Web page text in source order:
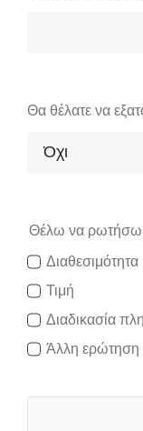
Θα θέλατε να
Θέλω να ρωτήσω
Διαθεσιμότητα
Τιμή
Διαδικασία
Άλλη ερώτηση